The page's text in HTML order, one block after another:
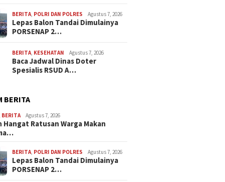
BERITA, POLRI DAN POLRES Agustus 7, 2026
Lepas Balon Tandai Dimulainya
PORSENAP 2…
BERITA, KESEHATAN Agustus 7, 2026
Baca Jadwal Dinas Doter
Spesialis RSUD A…
BERITA
BERITA Agustus 7, 2026
Hangat Ratusan Warga Makan
BERITA, POLRI DAN POLRES Agustus 7, 2026
Lepas Balon Tandai Dimulainya
PORSENAP 2…